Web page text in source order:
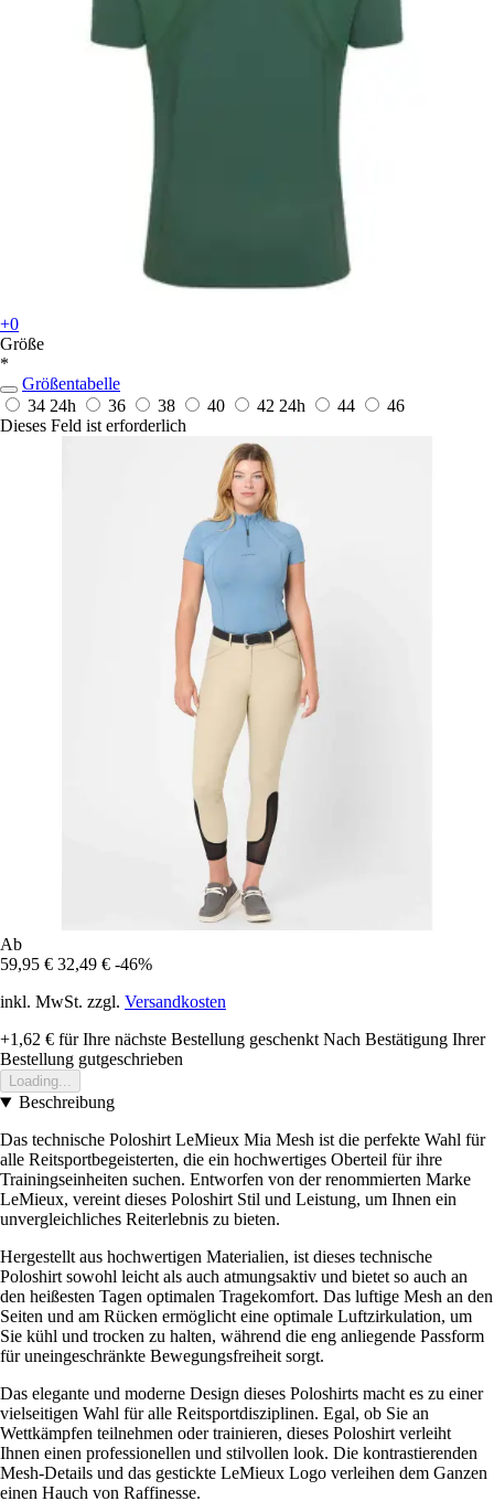
+0
Größe
*
Größentabelle
34 24h 36 38 40 42 24h 44
46
Dieses Feld ist erforderlich
Ab
59,95 € 32,49 € -46%
inkl. MwSt. zzgl. Versandkosten
+1,62 € für Ihre nächste Bestellung geschenkt Nach Bestätigung Ihrer
Bestellung gutgeschrieben
Loading...
Beschreibung
Das technische Poloshirt LeMieux Mia Mesh ist die perfekte Wahl für
alle Reitsportbegeisterten, die ein hochwertiges Oberteil für ihre
Trainingseinheiten suchen. Entworfen von der renommierten Marke
LeMieux, vereint dieses Poloshirt Stil und Leistung, um Ihnen ein
unvergleichliches Reiterlebnis zu bieten.
Hergestellt aus hochwertigen Materialien, ist dieses technische
Poloshirt sowohl leicht als auch atmungsaktiv und bietet so auch an
den heißesten Tagen optimalen Tragekomfort. Das luftige Mesh an den
Seiten und am Rücken ermöglicht eine optimale Luftzirkulation, um
Sie kühl und trocken zu halten, während die eng anliegende Passform
für uneingeschränkte Bewegungsfreiheit sorgt.
Das elegante und moderne Design dieses Poloshirts macht es zu einer
vielseitigen Wahl für alle Reitsportdisziplinen. Egal, ob Sie an
Wettkämpfen teilnehmen oder trainieren, dieses Poloshirt verleiht
Ihnen einen professionellen und stilvollen look. Die kontrastierenden
Mesh-Details und das gestickte LeMieux Logo verleihen dem Ganzen
einen Hauch von Raffinesse.